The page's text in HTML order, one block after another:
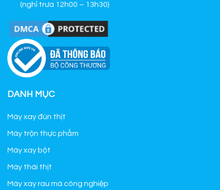
(nghỉ trưa 12h00 – 13h30)
DANH MỤC
Máy xay đùn thịt
Máy trộn thực phẩm
Máy xay bột
Máy thái thịt
Máy xay rau má công nghiệp